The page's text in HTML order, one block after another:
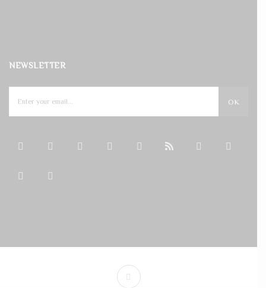
NEWSLETTER
OK